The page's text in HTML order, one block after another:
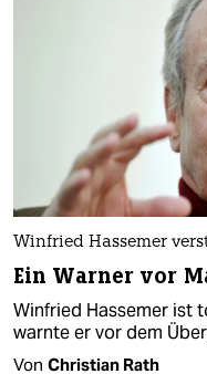
Winfried Hassemer
Ein Warner vor
Winfried Hassemer ist
warnte er vor dem
Von Christian Rath